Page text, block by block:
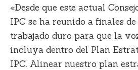
«Desde que este actual
IPC se ha reunido a finales de
trabajado duro para que la
incluya dentro del Plan
IPC. Alinear nuestro plan